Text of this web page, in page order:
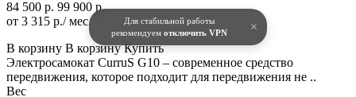
Для стабильной работы
рекомендуем отключить VPN ×
84 500 р. 99 900 р.
от 3 315 р./ мес.
В корзину В корзину Купить
Электросамокат CurruS G10 – современное средство
передвижения, которое подходит для передвижения не ..
Вес